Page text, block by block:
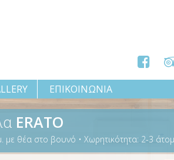
ΕΠΙΚΟΙΝΩΝΙΑ
ERATO
με θέα στο βουνό • Xωρητικότητα: 2-3